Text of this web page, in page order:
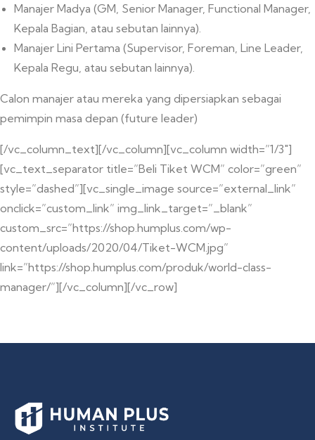
Manajer Madya (GM, Senior Manager, Functional Manager,
Kepala Bagian, atau sebutan lainnya).
Manajer Lini Pertama (Supervisor, Foreman, Line Leader,
Kepala Regu, atau sebutan lainnya).
Calon manajer atau mereka yang dipersiapkan sebagai
pemimpin masa depan (future leader)
[/vc_column_text][/vc_column][vc_column width=”1/3″]
[vc_text_separator title=”Beli Tiket WCM” color=”green”
style=”dashed”][vc_single_image source=”external_link”
onclick=”custom_link” img_link_target=”_blank”
custom_src=”https://shop.humplus.com/wp-
content/uploads/2020/04/Tiket-WCM.jpg”
link=”https://shop.humplus.com/produk/world-class-
manager/”][/vc_column][/vc_row]